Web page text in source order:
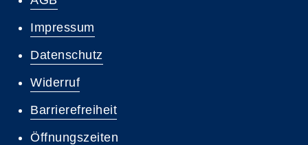
Impressum
Datenschutz
Widerruf
Barrierefreiheit
Öffnungszeiten